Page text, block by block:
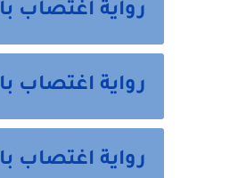
رواية اغتصاب
رواية اغتصاب
رواية اغتصاب